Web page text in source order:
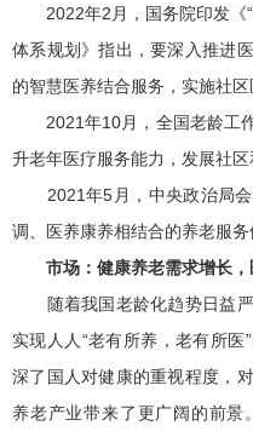
2022年2月，国务院印发《“
体系规划》指出，要深入推进
的智慧医养结合服务，实施社区
2021年10月，全国老龄工作
升老年医疗服务能力，发展社区
2021年5月，中央政治局会
调、医养康养相结合的养老服务
市场：健康养老需求增长
随着我国老龄化趋势日益严
实现人人“老有所养，老有所
深了国人对健康的重视程度，
养老产业带来了更广阔的前